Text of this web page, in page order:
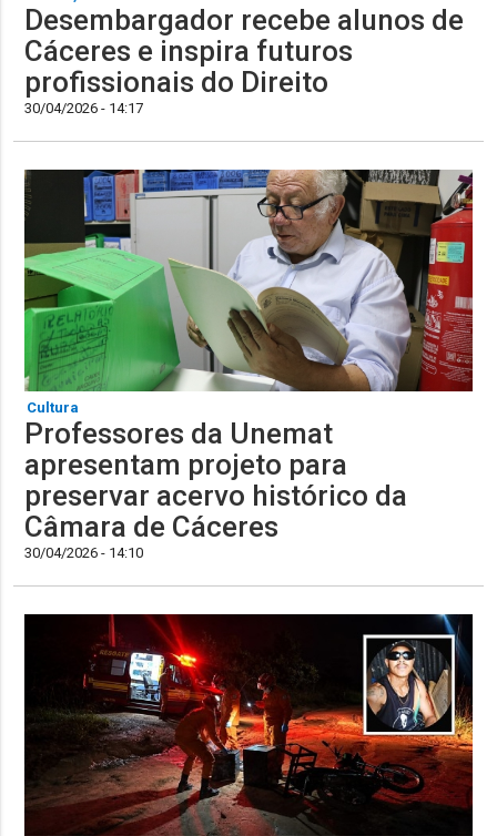
Desembargador recebe alunos de
Cáceres e inspira futuros
profissionais do Direito
30/04/2026 - 14:17
Cultura
Professores da Unemat
apresentam projeto para
preservar acervo histórico da
Câmara de Cáceres
30/04/2026 - 14:10